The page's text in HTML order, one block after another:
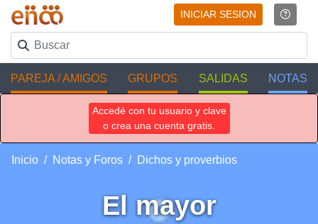
INICIAR SESION
PAREJA / AMIGOS GRUPOS SALIDAS NOTAS
Accedé con tu usuario y clave
o crea una cuenta gratis.
Inicio Notas y Foros Dichos y proverbios
El mayor